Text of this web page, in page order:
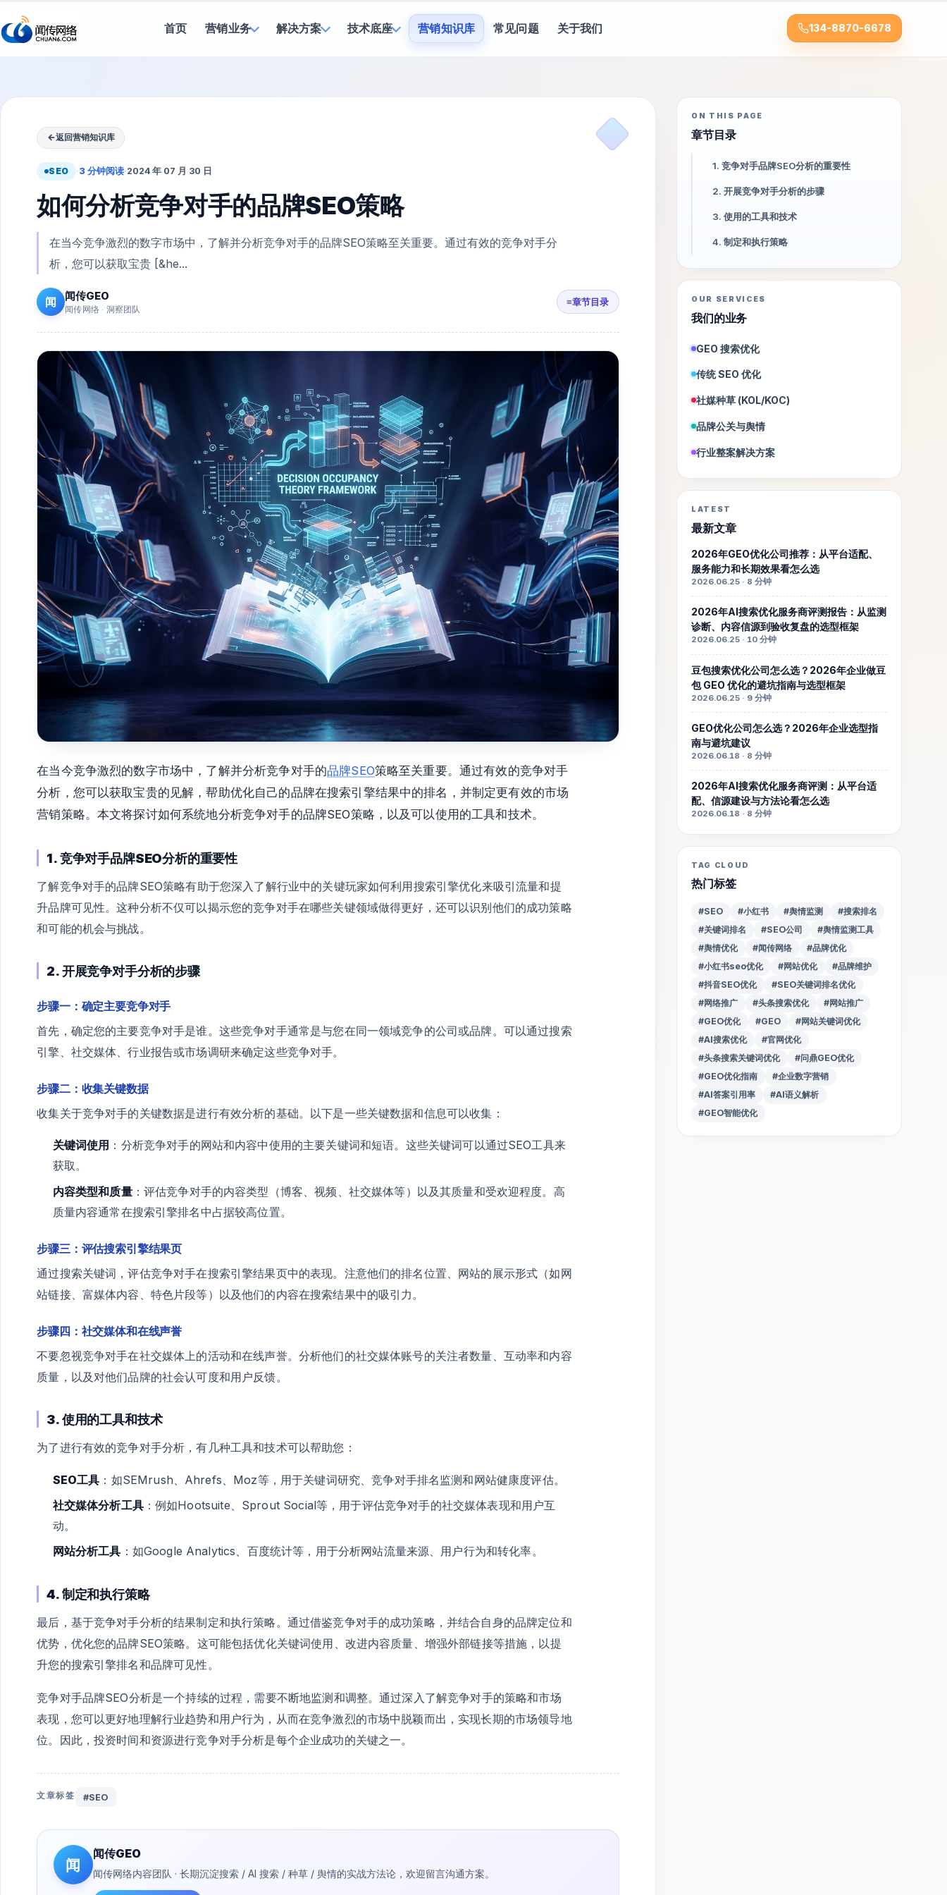
首页 营销业务 解决方案 技术底座 营销知识库 常见问题 关于我们 134-8870-6678
←返回营销知识库
SEO ·3 分钟阅读·2024 年 07 月 30 日
如何分析竞争对手的品牌SEO策略
在当今竞争激烈的数字市场中，了解并分析竞争对手的品牌SEO策略至关重要。通过有效的竞争对手分
析，您可以获取宝贵 [&he...
闻 闻传GEO
闻传网络 · 洞察团队
≡章节目录
在当今竞争激烈的数字市场中，了解并分析竞争对手的品牌SEO策略至关重要。通过有效的竞争对手
分析，您可以获取宝贵的见解，帮助优化自己的品牌在搜索引擎结果中的排名，并制定更有效的市场
营销策略。本文将探讨如何系统地分析竞争对手的品牌SEO策略，以及可以使用的工具和技术。
1. 竞争对手品牌SEO分析的重要性
了解竞争对手的品牌SEO策略有助于您深入了解行业中的关键玩家如何利用搜索引擎优化来吸引流量和提
升品牌可见性。这种分析不仅可以揭示您的竞争对手在哪些关键领域做得更好，还可以识别他们的成功策略
和可能的机会与挑战。
2. 开展竞争对手分析的步骤
步骤一：确定主要竞争对手
首先，确定您的主要竞争对手是谁。这些竞争对手通常是与您在同一领域竞争的公司或品牌。可以通过搜索
引擎、社交媒体、行业报告或市场调研来确定这些竞争对手。
步骤二：收集关键数据
收集关于竞争对手的关键数据是进行有效分析的基础。以下是一些关键数据和信息可以收集：
关键词使用 ：分析竞争对手的网站和内容中使用的主要关键词和短语。这些关键词可以通过SEO工具来
获取。
内容类型和质量：评估竞争对手的内容类型（博客、视频、社交媒体等）以及其质量和受欢迎程度。高
质量内容通常在搜索引擎排名中占据较高位置。
步骤三：评估搜索引擎结果页
通过搜索关键词，评估竞争对手在搜索引擎结果页中的表现。注意他们的排名位置、网站的展示形式（如网
站链接、富媒体内容、特色片段等）以及他们的内容在搜索结果中的吸引力。
步骤四：社交媒体和在线声誉
不要忽视竞争对手在社交媒体上的活动和在线声誉。分析他们的社交媒体账号的关注者数量、互动率和内容
质量，以及对他们品牌的社会认可度和用户反馈。
3. 使用的工具和技术
为了进行有效的竞争对手分析，有几种工具和技术可以帮助您：
SEO工具 ：如SEMrush、Ahrefs、Moz等，用于关键词研究、竞争对手排名监测和网站健康度评估。
社交媒体分析工具：例如Hootsuite、Sprout Social等，用于评估竞争对手的社交媒体表现和用户互
动。
网站分析工具 ：如Google Analytics、百度统计等，用于分析网站流量来源、用户行为和转化率。
4. 制定和执行策略
最后，基于竞争对手分析的结果制定和执行策略。通过借鉴竞争对手的成功策略，并结合自身的品牌定位和
优势，优化您的品牌SEO策略。这可能包括优化关键词使用、改进内容质量、增强外部链接等措施，以提
升您的搜索引擎排名和品牌可见性。
竞争对手品牌SEO分析是一个持续的过程，需要不断地监测和调整。通过深入了解竞争对手的策略和市场
表现，您可以更好地理解行业趋势和用户行为，从而在竞争激烈的市场中脱颖而出，实现长期的市场领导地
位。因此，投资时间和资源进行竞争对手分析是每个企业成功的关键之一。
文章标签 #SEO
闻
闻传GEO
闻传网络内容团队 · 长期沉淀搜索 / AI 搜索 / 种草 / 舆情的实战方法论，欢迎留言沟通方案。
ON THIS PAGE
章节目录
1. 竞争对手品牌SEO分析的重要性
2. 开展竞争对手分析的步骤
3. 使用的工具和技术
4. 制定和执行策略
OUR SERVICES
我们的业务
GEO 搜索优化
传统 SEO 优化
社媒种草 (KOL/KOC)
品牌公关与舆情
行业整案解决方案
LATEST
最新文章
2026年GEO优化公司推荐：从平台适配、
服务能力和长期效果看怎么选
2026.06.25 · 8 分钟
2026年AI搜索优化服务商评测报告：从监测
诊断、内容信源到验收复盘的选型框架
2026.06.25 · 10 分钟
豆包搜索优化公司怎么选？2026年企业做豆
包 GEO 优化的避坑指南与选型框架
2026.06.25 · 9 分钟
GEO优化公司怎么选？2026年企业选型指
南与避坑建议
2026.06.18 · 8 分钟
2026年AI搜索优化服务商评测：从平台适
配、信源建设与方法论看怎么选
2026.06.18 · 8 分钟
TAG CLOUD
热门标签
#SEO #小红书 #舆情监测
#搜索排名
#关键词排名
#SEO公司
#舆情监测工具
#舆情优化
#闻传网络
#品牌优化
#小红书seo优化
#网站优化
#品牌维护
#抖音SEO优化
#SEO关键词排名优化
#网络推广
#头条搜索优化
#网站推广
#GEO优化
#GEO
#网站关键词优化
#AI搜索优化
#官网优化
#头条搜索关键词优化
#问鼎GEO优化
#GEO优化指南
#企业数字营销
#AI答案引用率
#AI语义解析
#GEO智能优化